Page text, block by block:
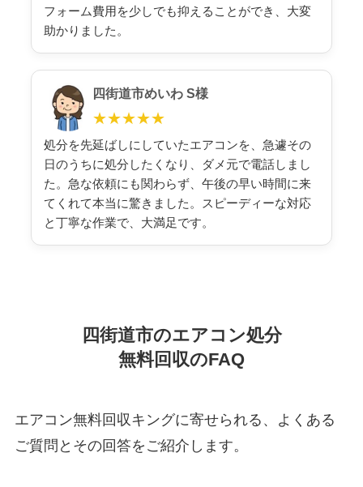
フォーム費用を少しでも抑えることができ、大変
助かりました。
四街道市めいわ S様
★★★★★
処分を先延ばしにしていたエアコンを、急遽その
日のうちに処分したくなり、ダメ元で電話しまし
た。急な依頼にも関わらず、午後の早い時間に来
てくれて本当に驚きました。スピーディーな対応
と丁寧な作業で、大満足です。
四街道市のエアコン処分
無料回収のFAQ
エアコン無料回収キングに寄せられる、よくある
ご質問とその回答をご紹介します。